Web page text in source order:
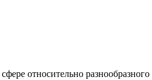
относительно